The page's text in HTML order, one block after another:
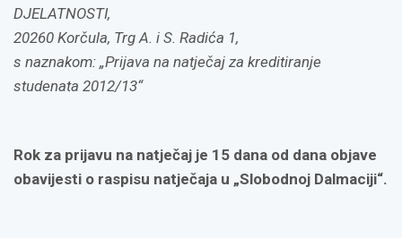
DJELATNOSTI,
20260 Korčula, Trg A. i S. Radića 1,
s naznakom: „Prijava na natječaj za kreditiranje
studenata 2012/13“
Rok za prijavu na natječaj je 15 dana od dana objave
obavijesti o raspisu natječaja u „Slobodnoj Dalmaciji“.